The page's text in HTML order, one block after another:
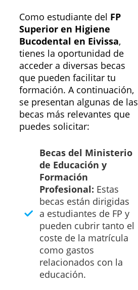
Como estudiante del FP
Superior en Higiene
Bucodental en Eivissa,
tienes la oportunidad de
acceder a diversas becas
que pueden facilitar tu
formación. A continuación,
se presentan algunas de las
becas más relevantes que
puedes solicitar:
Becas del Ministerio
de Educación y
Formación
Profesional: Estas
becas están dirigidas
a estudiantes de FP y
pueden cubrir tanto el
coste de la matrícula
como gastos
relacionados con la
educación.